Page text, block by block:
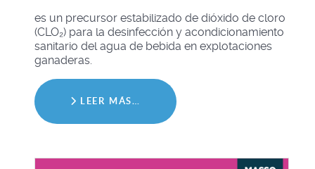
es un precursor estabilizado de dióxido de cloro
(CLO₂) para la desinfección y acondicionamiento
sanitario del agua de bebida en explotaciones
ganaderas.
LEER MÁS…